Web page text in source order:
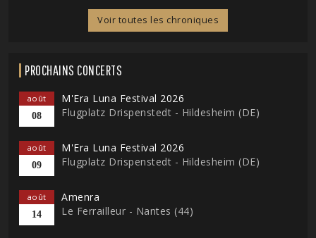
Voir toutes les chroniques
PROCHAINS CONCERTS
août
08
M'Era Luna Festival 2026
Flugplatz Drispenstedt - Hildesheim (DE)
août
09
M'Era Luna Festival 2026
Flugplatz Drispenstedt - Hildesheim (DE)
août
14
Amenra
Le Ferrailleur - Nantes (44)